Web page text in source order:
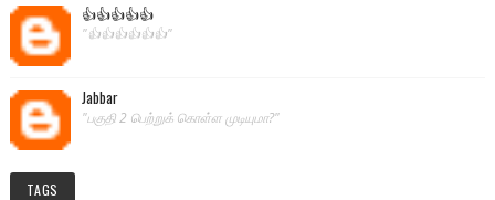
👍👍👍👍👍
"👍👍👍👍👍👍"
Jabbar
"பகுதி 2 பெற்றுக் கொள்ள முடியுமா?"
TAGS